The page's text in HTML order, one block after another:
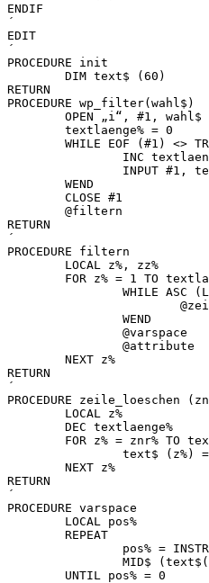
ENDIF
´
EDIT
´
PROCEDURE init
RETURN
PROCEDURE wp_filter(wahl$)
RETURN
´
PROCEDURE filtern
RETURN
´
PROCEDURE zeile_loeschen
RETURN
´
PROCEDURE varspace